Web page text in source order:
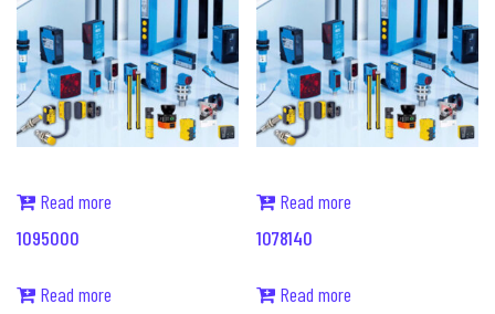
Read more
1095000
Read more
Read more
1078140
Read more